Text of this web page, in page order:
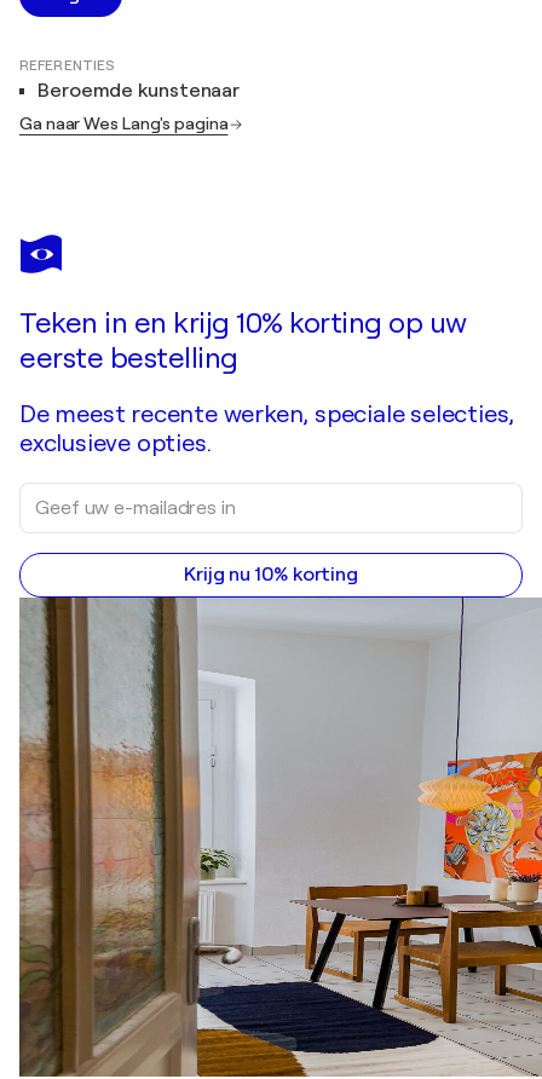
REFERENTIES
Beroemde kunstenaar
Ga naar Wes Lang's pagina
Teken in en krijg 10% korting op uw
eerste bestelling
De meest recente werken, speciale selecties,
exclusieve opties.
Krijg nu 10% korting